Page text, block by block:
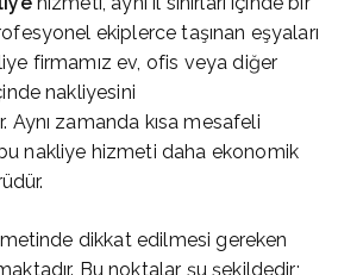
ekiplerce taşınan eşyaları
firmamız ev, ofis veya diğer
nakliyesini
zamanda kısa mesafeli
bu nakliye hizmeti daha ekonomik
dikkat edilmesi gereken
Bu noktalar şu şekildedir;